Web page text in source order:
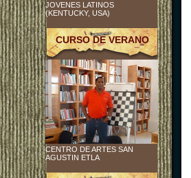
JOVENES LATINOS
(KENTUCKY, USA)
CURSO DE VERANO
CENTRO DE ARTES SAN
AGUSTIN ETLA